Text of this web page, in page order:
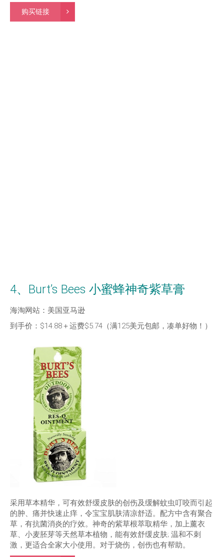
购买链接
4、Burt’s Bees 小蜜蜂神奇紫草膏
海淘网站：美国亚马逊
到手价：$14.88＋运费$5.74（满125美元包邮，凑单好物！）
采用草本精华，可有效舒缓皮肤的创伤及缓解蚊虫叮咬而引起
的肿、痛并快速止痒，令宝宝肌肤清凉舒适。配方中含有聚合
草，有抗菌消炎的疗效。神奇的紫草根萃取精华，加上薰衣
草、小麦胚芽等天然草本植物，能有效舒缓皮肤; 温和不刺
激，更适合全家大小使用。对于烧伤，创伤也有帮助。